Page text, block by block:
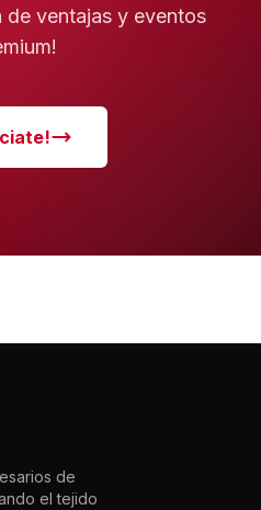
de ventajas y eventos
de
el tejido